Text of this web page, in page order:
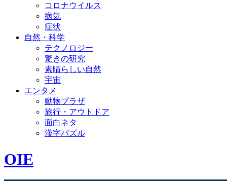
コロナウイルス
病気
症状
自然・科学
テクノロジー
驚きの研究
素晴らしい自然
宇宙
エンタメ
動物プラザ
旅行・アウトドア
面白ネタ
漢字パズル
OIE